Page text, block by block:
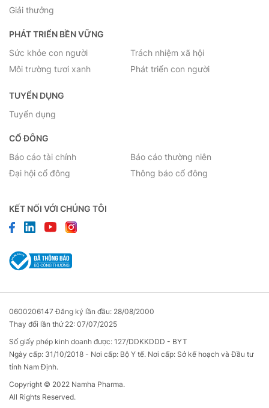
KẾT NỐI VỚI CHÚNG TÔI
Giải thưởng
PHÁT TRIỂN BỀN VỮNG
Sức khỏe con người
Trách nhiệm xã hội
Môi trường tươi xanh
Phát triển con người
TUYỂN DỤNG
Tuyển dụng
CỔ ĐÔNG
Báo cáo tài chính
Báo cáo thường niên
Đại hội cổ đông
Thông báo cổ đông
Copyright © 2022 Namha Pharma.
All Rights Reserved.
0600206147 Đăng ký lần đầu: 28/08/2000
Thay đổi lần thứ 22: 07/07/2025
Số giấy phép kinh doanh được: 127/DDKKDDD - BYT
Ngày cấp: 31/10/2018 - Nơi cấp: Bộ Y tế. Nơi cấp: Sở kế hoạch và Đầu tư
tỉnh Nam Định.